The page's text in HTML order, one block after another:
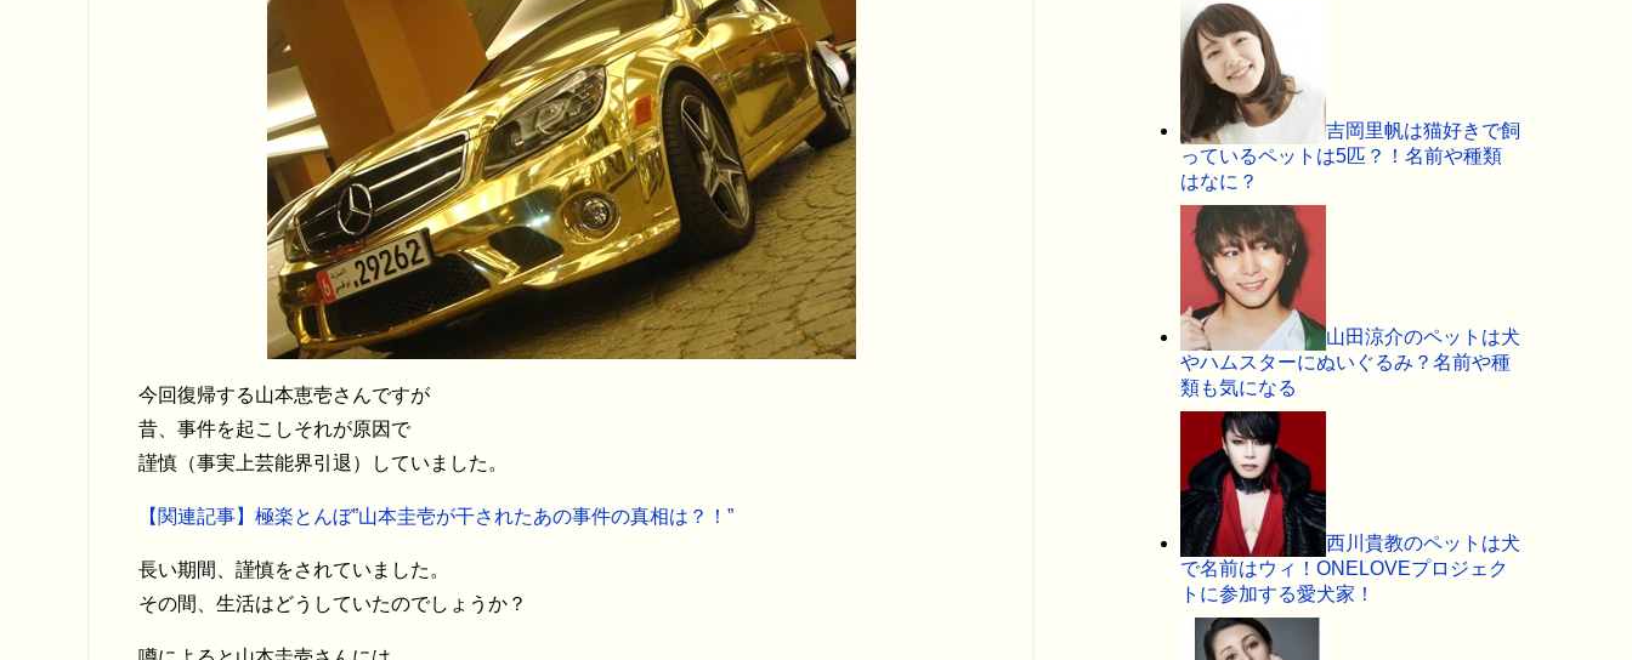
今回復帰する山本恵壱さんですが
昔、事件を起こしそれが原因で
謹慎（事実上芸能界引退）していました。
【関連記事】極楽とんぼ”山本圭壱が干されたあの事件の真相は？！”
長い期間、謹慎をされていました。
その間、生活はどうしていたのでしょうか？
吉岡里帆は猫好きで飼
っているペットは5匹？！名前や種類
はなに？
山田涼介のペットは犬
やハムスターにぬいぐるみ？名前や種
類も気になる
西川貴教のペットは犬
で名前はウィ！ONELOVEプロジェク
トに参加する愛犬家！